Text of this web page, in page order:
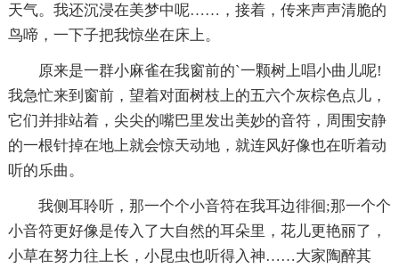
天气。我还沉浸在美梦中呢……，接着，传来声声清脆的
鸟啼，一下子把我惊坐在床上。
原来是一群小麻雀在我窗前的`一颗树上唱小曲儿呢!
我急忙来到窗前，望着对面树枝上的五六个灰棕色点儿，
它们并排站着，尖尖的嘴巴里发出美妙的音符，周围安静
的一根针掉在地上就会惊天动地，就连风好像也在听着动
听的乐曲。
我侧耳聆听，那一个个小音符在我耳边徘徊;那一个个
小音符更好像是传入了大自然的耳朵里，花儿更艳丽了，
小草在努力往上长，小昆虫也听得入神……大家陶醉其